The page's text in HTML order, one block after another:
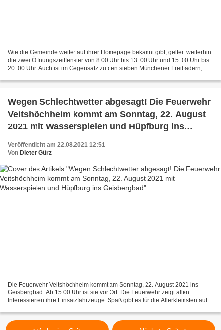
Wie die Gemeinde weiter auf ihrer Homepage bekannt gibt, gelten weiterhin
die zwei Öffnungszeitfenster von 8.00 Uhr bis 13. 00 Uhr und 15. 00 Uhr bis
20. 00 Uhr. Auch ist im Gegensatz zu den sieben Münchener Freibädern, wo
Wegen Schlechtwetter abgesagt! Die Feuerwehr
Veitshöchheim kommt am Sonntag, 22. August
2021 mit Wasserspielen und Hüpfburg ins
Veröffentlicht am 22.08.2021 12:51
Von Dieter Gürz
Die Feuerwehr Veitshöchheim kommt am Sonntag, 22. August 2021 ins
Geisbergbad. Ab 15.00 Uhr ist sie vor Ort. Die Feuerwehr zeigt allen
Interessierten ihre Einsatzfahrzeuge. Spaß gibt es für die Allerkleinsten auf